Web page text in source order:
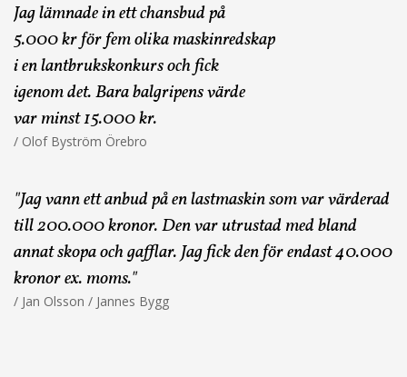
Jag lämnade in ett chansbud på
5.000 kr för fem olika maskinredskap
i en lantbrukskonkurs och fick
igenom det. Bara balgripens värde
var minst 15.000 kr.
/ Olof Byström Örebro
"Jag vann ett anbud på en lastmaskin som var värderad
till 200.000 kronor. Den var utrustad med bland
annat skopa och gafflar. Jag fick den för endast 40.000
kronor ex. moms."
/ Jan Olsson / Jannes Bygg